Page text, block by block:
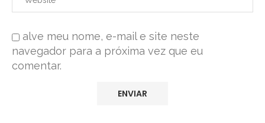
alve meu nome, e-mail e site neste
navegador para a próxima vez que eu
comentar.